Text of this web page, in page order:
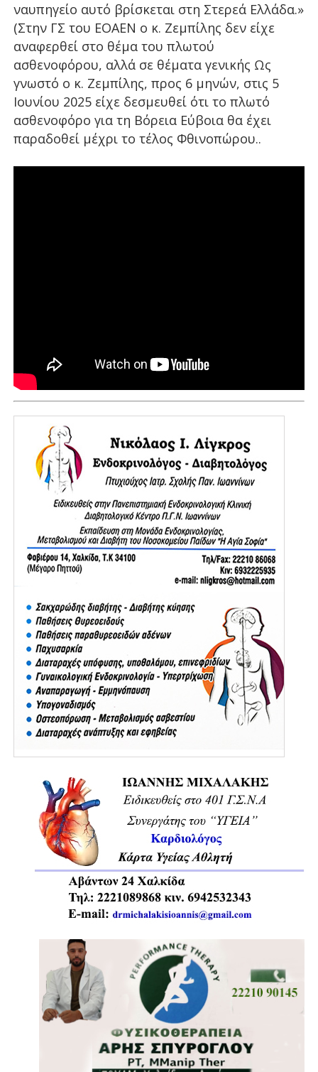
ναυπηγείο αυτό βρίσκεται στη Στερεά Ελλάδα.»
(Στην ΓΣ του ΕΟΑΕΝ ο κ. Ζεμπίλης δεν είχε
αναφερθεί στο θέμα του πλωτού
ασθενοφόρου, αλλά σε θέματα γενικής Ως
γνωστό ο κ. Ζεμπίλης, προς 6 μηνών, στις 5
Ιουνίου 2025 είχε δεσμευθεί ότι το πλωτό
ασθενοφόρο για τη Βόρεια Εύβοια θα έχει
παραδοθεί μέχρι το τέλος Φθινοπώρου..